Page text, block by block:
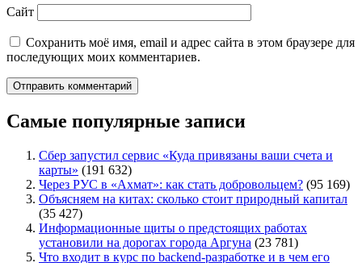
Сайт
Сохранить моё имя, email и адрес сайта в этом браузере для
последующих моих комментариев.
Самые популярные записи
Сбер запустил сервис «Куда привязаны ваши счета и
карты» (191 632)
Через РУС в «Ахмат»: как стать добровольцем? (95 169)
Объясняем на китах: сколько стоит природный капитал
(35 427)
Информационные щиты о предстоящих работах
установили на дорогах города Аргуна (23 781)
Что входит в курс по backend-разработке и в чем его